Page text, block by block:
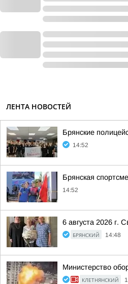
ЛЕНТА НОВОСТЕЙ
Брянские
14:52
Брянская
14:52
6 августа 2026 г.
БРЯНСКИЙ 14:48
Министерство
КЛЕТНЯНСКИЙ